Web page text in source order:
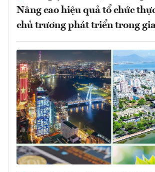
Nâng cao hiệu quả tổ chức
chủ trương phát triển trong